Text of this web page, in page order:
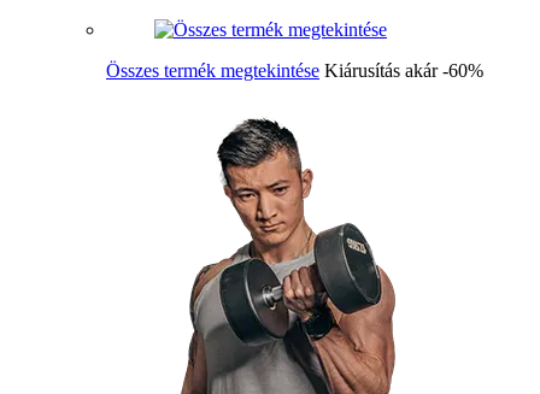
Összes termék megtekintése Kiárusítás akár -60%